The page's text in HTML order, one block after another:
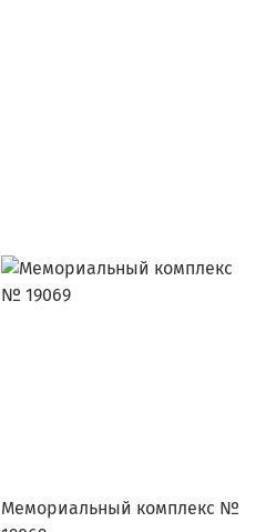
Мемориальный комплекс №